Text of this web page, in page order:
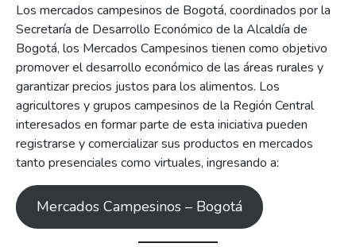
Los mercados campesinos de Bogotá, coordinados por la
Secretaría de Desarrollo Económico de la Alcaldía de
Bogotá, los Mercados Campesinos tienen como objetivo
promover el desarrollo económico de las áreas rurales y
garantizar precios justos para los alimentos. Los
agricultores y grupos campesinos de la Región Central
interesados en formar parte de esta iniciativa pueden
registrarse y comercializar sus productos en mercados
tanto presenciales como virtuales, ingresando a:
Mercados Campesinos – Bogotá